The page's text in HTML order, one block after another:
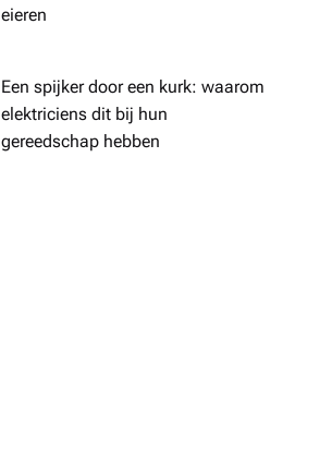
eieren
Een spijker door een kurk: waarom
elektriciens dit bij hun
gereedschap hebben